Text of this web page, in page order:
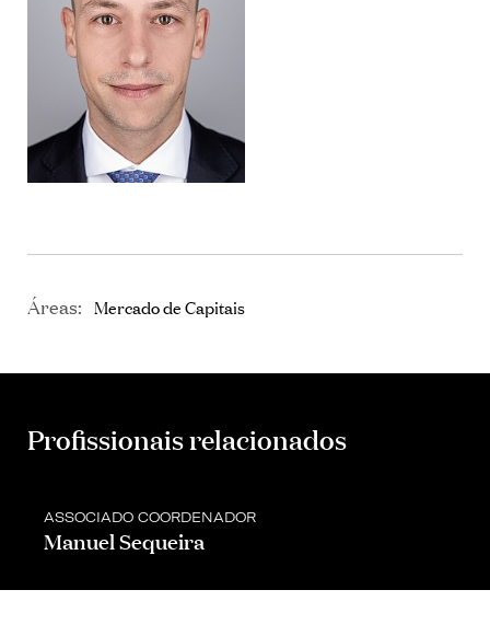
Áreas: Mercado de Capitais
Profissionais relacionados
ASSOCIADO COORDENADOR
Manuel Sequeira